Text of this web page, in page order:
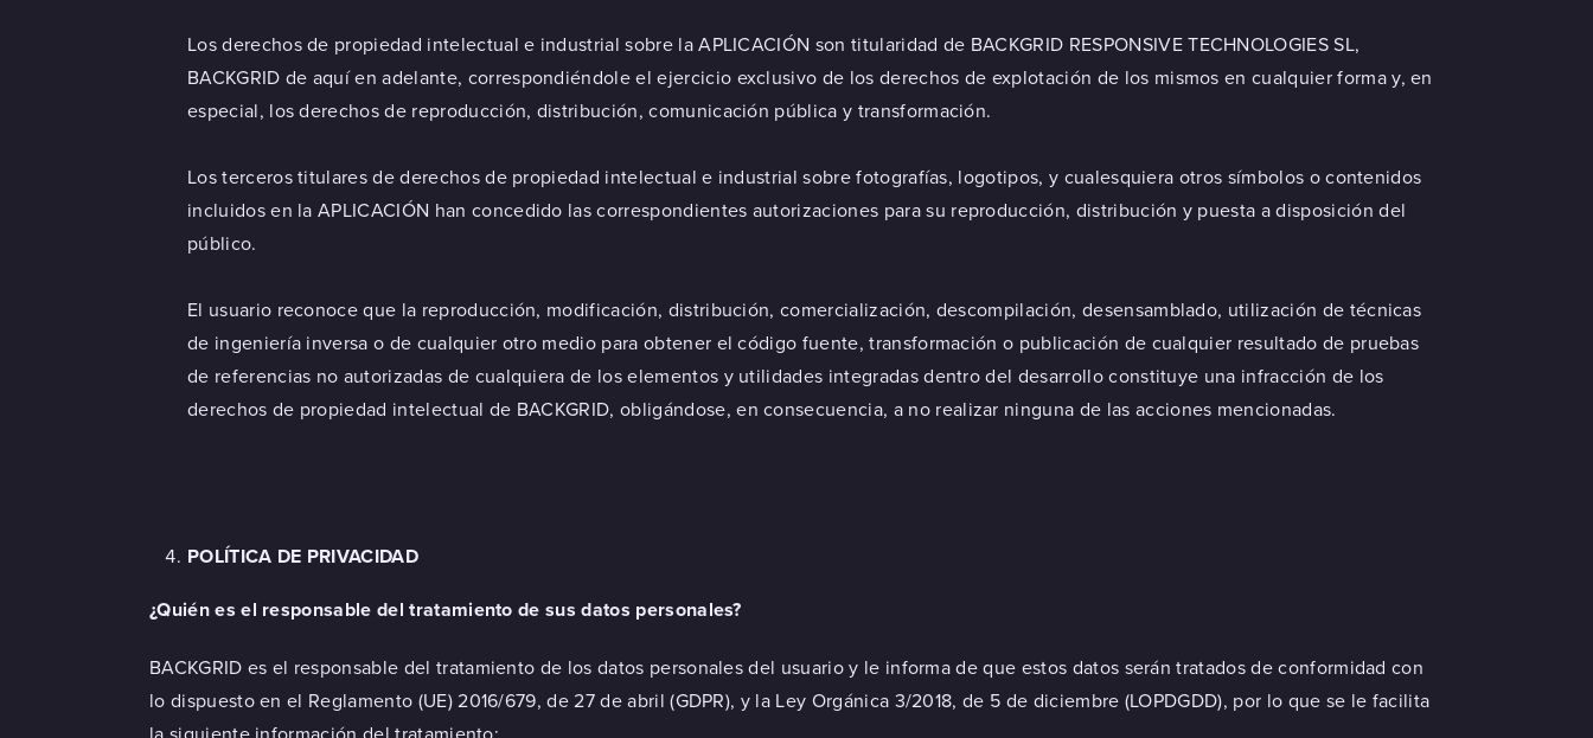
Los derechos de propiedad intelectual e industrial sobre la APLICACIÓN son titularidad de BACKGRID RESPONSIVE TECHNOLOGIES SL,
BACKGRID de aquí en adelante, correspondiéndole el ejercicio exclusivo de los derechos de explotación de los mismos en cualquier forma y, en
especial, los derechos de reproducción, distribución, comunicación pública y transformación.
Los terceros titulares de derechos de propiedad intelectual e industrial sobre fotografías, logotipos, y cualesquiera otros símbolos o contenidos
incluidos en la APLICACIÓN han concedido las correspondientes autorizaciones para su reproducción, distribución y puesta a disposición del
público.
El usuario reconoce que la reproducción, modificación, distribución, comercialización, descompilación, desensamblado, utilización de técnicas
de ingeniería inversa o de cualquier otro medio para obtener el código fuente, transformación o publicación de cualquier resultado de pruebas
de referencias no autorizadas de cualquiera de los elementos y utilidades integradas dentro del desarrollo constituye una infracción de los
derechos de propiedad intelectual de BACKGRID, obligándose, en consecuencia, a no realizar ninguna de las acciones mencionadas.
POLÍTICA DE PRIVACIDAD
¿Quién es el responsable del tratamiento de sus datos personales?
BACKGRID es el responsable del tratamiento de los datos personales del usuario y le informa de que estos datos serán tratados de conformidad con
lo dispuesto en el Reglamento (UE) 2016/679, de 27 de abril (GDPR), y la Ley Orgánica 3/2018, de 5 de diciembre (LOPDGDD), por lo que se le facilita